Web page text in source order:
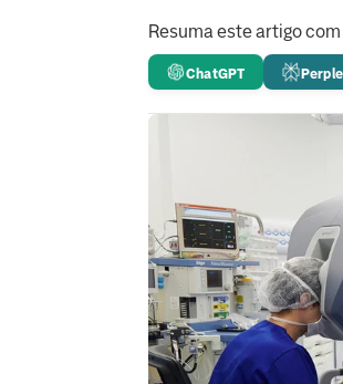
Resuma este artigo com
ChatGPT